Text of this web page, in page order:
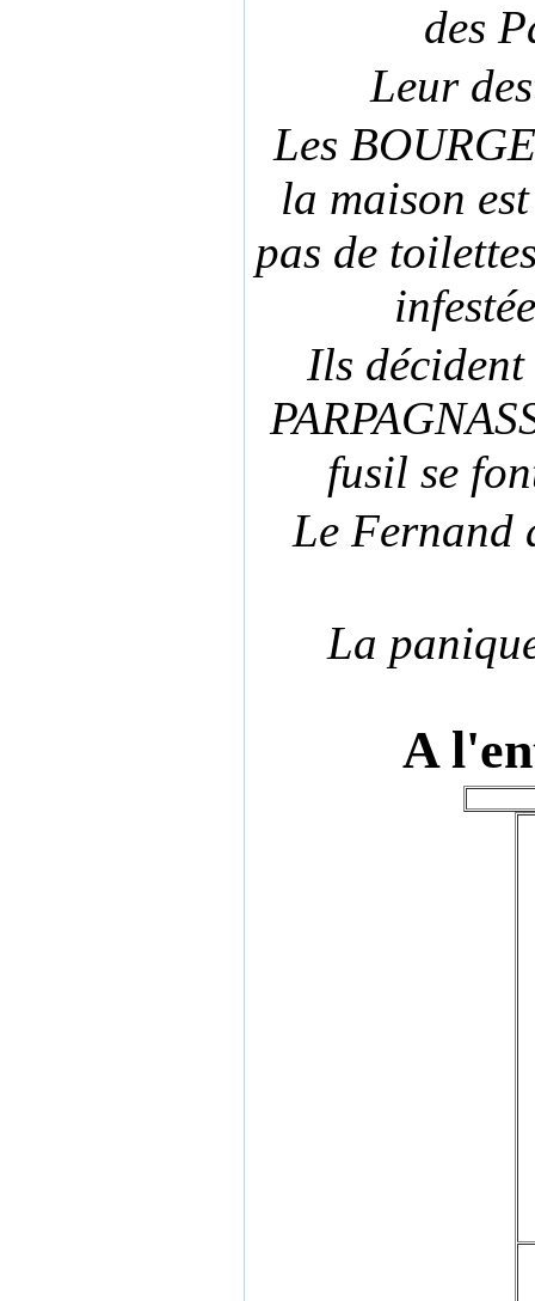
des
Leur
Les
la maison
pas de
infestée
Ils
fusil se
Le Fernand
La
A